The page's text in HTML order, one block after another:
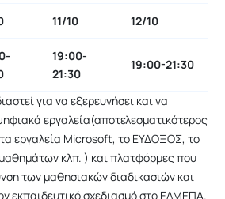
11/10 12/10
19:00-
21:30
19:00-21:30
για να εξερευνήσει και να
εργαλεία(αποτελεσματικότερος
εργαλεία Microsoft, το ΕΥΔΟΞΟΣ, το
κλπ. ) και πλατφόρμες που
των μαθησιακών διαδικασιών και
εκπαιδευτικό σχεδιασμό στο ΕΛΜΕΠΑ.